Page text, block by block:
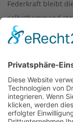
Federkraft bleibt
selbsthemmend